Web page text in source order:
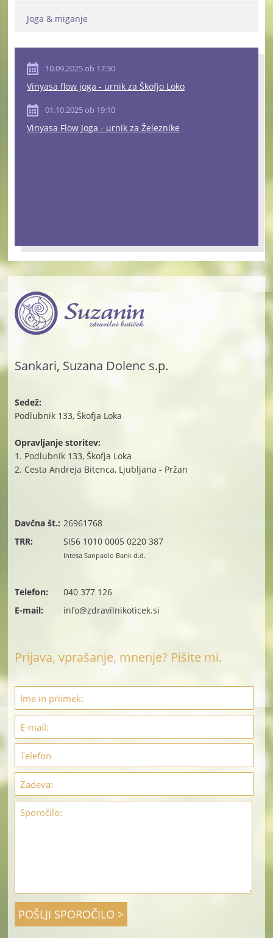
Joga & miganje
10.09.2025 ob 17:30
Vinyasa flow joga - urnik za Škofjo Loko
01.10.2025 ob 19:10
Vinyasa Flow Joga - urnik za Železnike
Sankari, Suzana Dolenc s.p.
Sedež:
Podlubnik 133, Škofja Loka
Opravljanje storitev:
1. Podlubnik 133, Škofja Loka
2. Cesta Andreja Bitenca, Ljubljana - Pržan
Davčna št.: 26961768
TRR:
SI56 1010 0005 0220 387
Intesa Sanpaolo Bank d.d.
Telefon:
040 377 126
E-mail:
info@zdravilnikoticek.si
Prijava, vprašanje, mnenje? Pišite mi.